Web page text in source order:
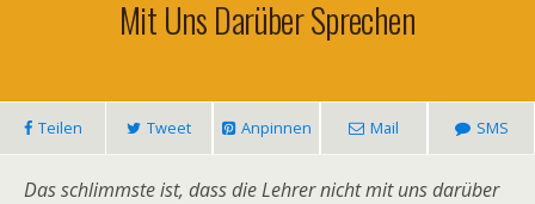
Mit Uns Darüber Sprechen
Teilen Tweet Anpinnen Mail SMS
Das schlimmste ist, dass die Lehrer nicht mit uns darüber